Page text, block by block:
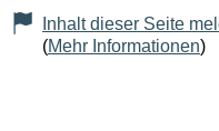
Inhalt dieser Seite
(Mehr Informationen)